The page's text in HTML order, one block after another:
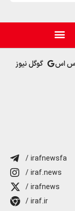
اس اس گوگل نیوز
/ irafnewsfa
/ iraf.news
/ irafnews
/ iraf.ir